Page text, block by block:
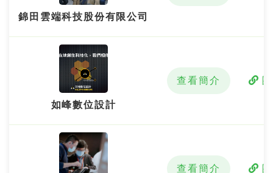
錦田雲端科技股份有限公司
如峰數位設計
查看簡介
查看簡介